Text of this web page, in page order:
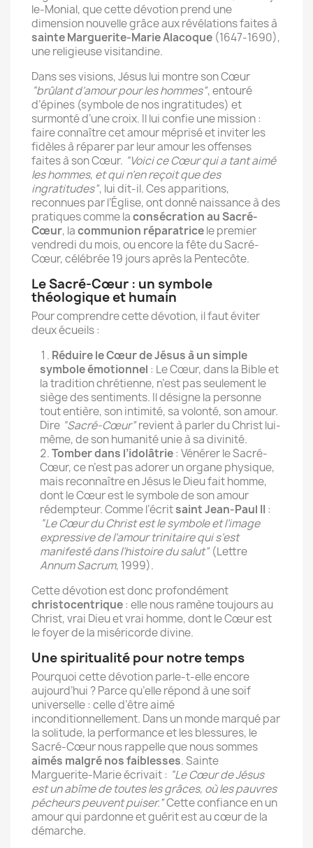
le-Monial, que cette dévotion prend une
dimension nouvelle grâce aux révélations faites à
sainte Marguerite-Marie Alacoque (1647-1690),
une religieuse visitandine.
Dans ses visions, Jésus lui montre son Cœur
“brûlant d’amour pour les hommes”, entouré
d’épines (symbole de nos ingratitudes) et
surmonté d’une croix. Il lui confie une mission :
faire connaître cet amour méprisé et inviter les
fidèles à réparer par leur amour les offenses
faites à son Cœur. “Voici ce Cœur qui a tant aimé
les hommes, et qui n’en reçoit que des
ingratitudes”, lui dit-il. Ces apparitions,
reconnues par l’Église, ont donné naissance à des
pratiques comme laconsécration au Sacré-
Cœur, lacommunion réparatricele premier
vendredi du mois, ou encore la fête du Sacré-
Cœur, célébrée 19 jours après la Pentecôte.
Le Sacré-Cœur : un symbole
théologique et humain
Pour comprendre cette dévotion, il faut éviter
deux écueils :
Réduire le Cœur de Jésus à un simple
symbole émotionnel : Le Cœur, dans la Bible et
la tradition chrétienne, n’est pas seulement le
siège des sentiments. Il désigne la personne
tout entière, son intimité, sa volonté, son amour.
Dire “Sacré-Cœur”revient à parler du Christ lui-
même, de son humanité unie à sa divinité.
Tomber dans l’idolâtrie: Vénérer le Sacré-
Cœur, ce n’est pas adorer un organe physique,
mais reconnaître en Jésus le Dieu fait homme,
dont le Cœur est le symbole de son amour
rédempteur. Comme l’écritsaint Jean-Paul II :
“Le Cœur du Christ est le symbole et l’image
expressive de l’amour trinitaire qui s’est
manifesté dans l’histoire du salut”(Lettre
Annum Sacrum, 1999).
Cette dévotion est donc profondément
christocentrique: elle nous ramène toujours au
Christ, vrai Dieu et vrai homme, dont le Cœur est
le foyer de la miséricorde divine.
Une spiritualité pour notre temps
Pourquoi cette dévotion parle-t-elle encore
aujourd’hui ? Parce qu’elle répond à une soif
universelle : celle d’être aimé
inconditionnellement. Dans un monde marqué par
la solitude, la performance et les blessures, le
Sacré-Cœur nous rappelle que nous sommes
aimés malgré nos faiblesses. Sainte
Marguerite-Marie écrivait : “Le Cœur de Jésus
est un abîme de toutes les grâces, où les pauvres
pécheurs peuvent puiser.”Cette confiance en un
amour qui pardonne et guérit est au cœur de la
démarche.